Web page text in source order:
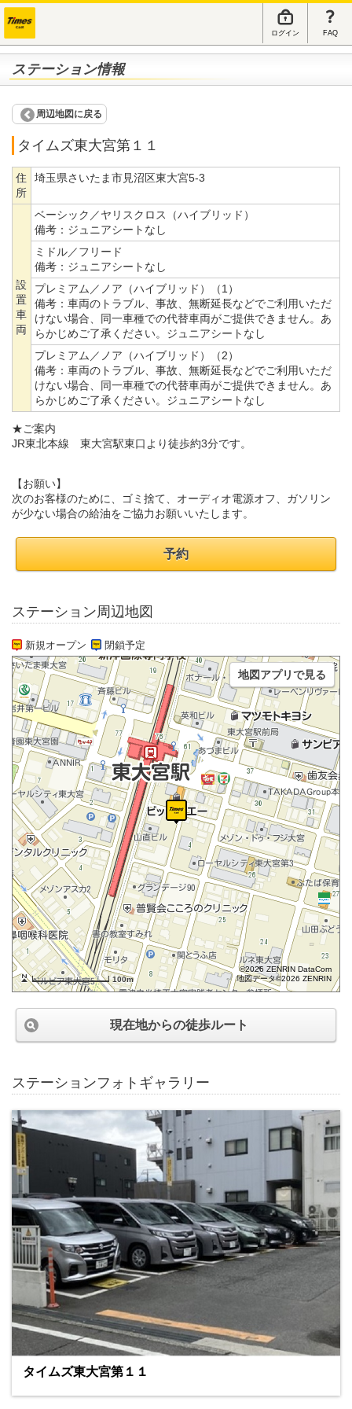
ログイン FAQ
ステーション情報
周辺地図に戻る
タイムズ東大宮第１１
住
所
埼玉県さいたま市見沼区東大宮5-3
設
置
車
両
ベーシック／ヤリスクロス（ハイブリッド）
備考： ジュニアシートなし
ミドル／フリード
備考： ジュニアシートなし
プレミアム／ノア（ハイブリッド）（1）
備考： 車両のトラブル、事故、無断延長などでご利用いただ
けない場合、同一車種での代替車両がご提供できません。あ
らかじめご了承ください。ジュニアシートなし
プレミアム／ノア（ハイブリッド）（2）
備考： 車両のトラブル、事故、無断延長などでご利用いただ
けない場合、同一車種での代替車両がご提供できません。あ
らかじめご了承ください。ジュニアシートなし
★ご案内
JR東北本線 東大宮駅東口より徒歩約3分です。
【お願い】
次のお客様のために、ゴミ捨て、オーディオ電源オフ、ガソリン
が少ない場合の給油をご協力お願いいたします。
予約
ステーション周辺地図
新規オープン 閉鎖予定
100m
©2026 ZENRIN DataCom
地図データ©2026 ZENRIN
地図アプリで見る
現在地からの徒歩ルート
ステーションフォトギャラリー
タイムズ東大宮第１１